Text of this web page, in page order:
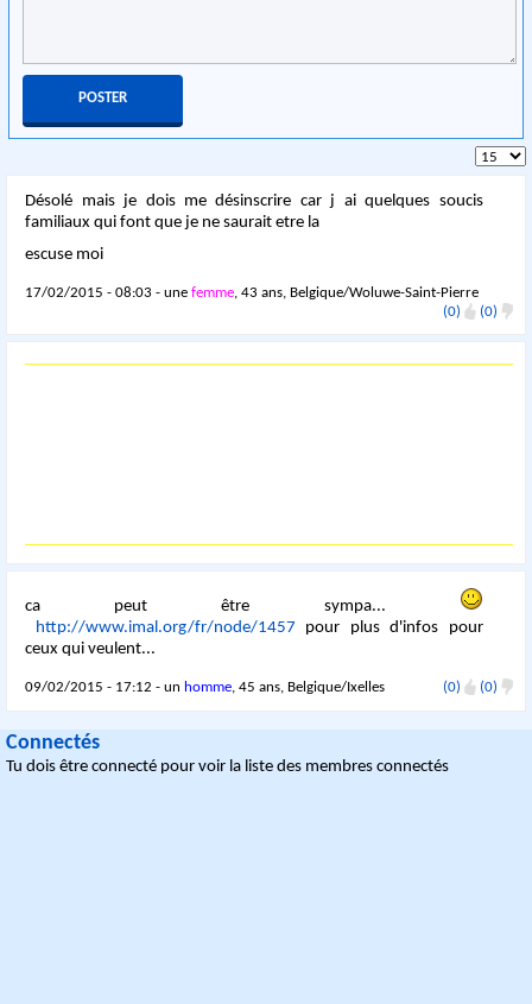
Désolé mais je dois me désinscrire car j ai quelques soucis
familiaux qui font que je ne saurait etre la
escuse moi
17/02/2015 - 08:03 - unefemme, 43 ans, Belgique/Woluwe-Saint-Pierre
(0)
(0)
ca peut être sympa...
http://www.imal.org/fr/node/1457 pour plus d'infos pour
ceux qui veulent...
09/02/2015 - 17:12 - un homme, 45 ans, Belgique/Ixelles (0) (0)
Connectés
Tu dois être connecté pour voir la liste des membres connectés